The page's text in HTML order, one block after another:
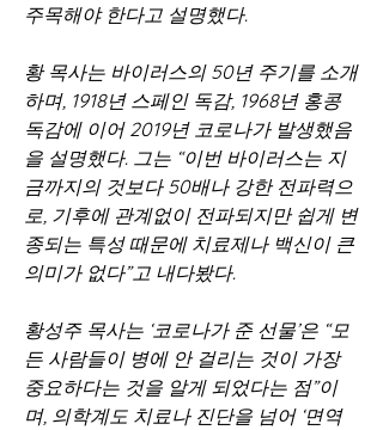
주목해야 한다고 설명했다.
황 목사는 바이러스의 50년 주기를 소개
하며, 1918년 스페인 독감, 1968년 홍콩
독감에 이어 2019년 코로나가 발생했음
을 설명했다. 그는 “이번 바이러스는 지
금까지의 것보다 50배나 강한 전파력으
로, 기후에 관계없이 전파되지만 쉽게 변
종되는 특성 때문에 치료제나 백신이 큰
의미가 없다”고 내다봤다.
황성주 목사는 ‘코로나가 준 선물’은 “모
든 사람들이 병에 안 걸리는 것이 가장
중요하다는 것을 알게 되었다는 점”이
며, 의학계도 치료나 진단을 넘어 ‘면역